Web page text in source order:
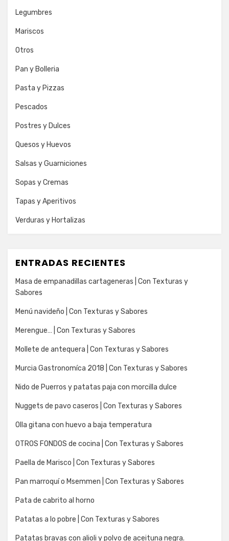
Legumbres
Mariscos
Otros
Pan y Bolleria
Pasta y Pizzas
Pescados
Postres y Dulces
Quesos y Huevos
Salsas y Guarniciones
Sopas y Cremas
Tapas y Aperitivos
Verduras y Hortalizas
ENTRADAS RECIENTES
Masa de empanadillas cartageneras | Con Texturas y
Sabores
Menú navideño | Con Texturas y Sabores
Merengue… | Con Texturas y Sabores
Mollete de antequera | Con Texturas y Sabores
Murcia Gastronomíca 2018 | Con Texturas y Sabores
Nido de Puerros y patatas paja con morcilla dulce
Nuggets de pavo caseros | Con Texturas y Sabores
Olla gitana con huevo a baja temperatura
OTROS FONDOS de cocina | Con Texturas y Sabores
Paella de Marisco | Con Texturas y Sabores
Pan marroquí o Msemmen | Con Texturas y Sabores
Pata de cabrito al horno
Patatas a lo pobre | Con Texturas y Sabores
Patatas bravas con alioli y polvo de aceituna negra.